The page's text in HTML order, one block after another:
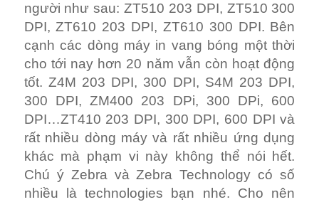
người như sau: ZT510 203 DPI, ZT510 300
DPI, ZT610 203 DPI, ZT610 300 DPI. Bên
cạnh các dòng máy in vang bóng một thời
cho tới nay hơn 20 năm vẫn còn hoạt động
tốt. Z4M 203 DPI, 300 DPI, S4M 203 DPI,
300 DPI, ZM400 203 DPi, 300 DPi, 600
DPI…ZT410 203 DPI, 300 DPI, 600 DPI và
rất nhiều dòng máy và rất nhiều ứng dụng
khác mà phạm vi này không thể nói hết.
Chú ý Zebra và Zebra Technology có số
nhiều là technologies bạn nhé. Cho nên